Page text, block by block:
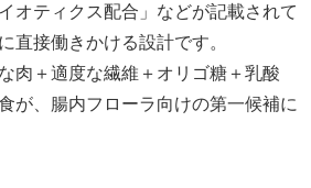
オティクス配合」などが記載されて
直接働きかける設計です。
肉＋適度な繊維＋オリゴ糖＋乳酸
が、腸内フローラ向けの第一候補に